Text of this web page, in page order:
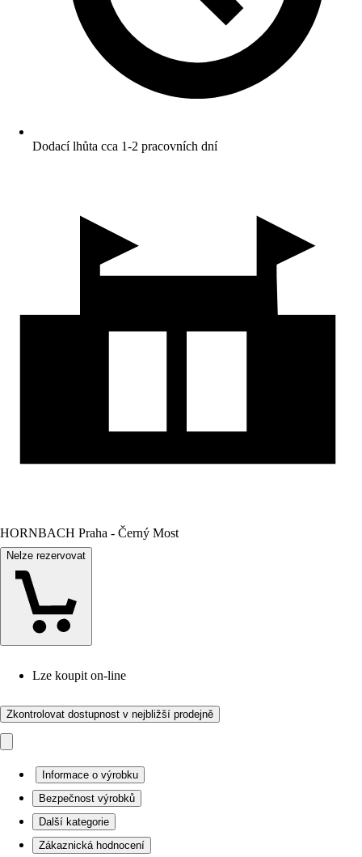
Dodací lhůta cca 1-2 pracovních dní
HORNBACH Praha - Černý Most
Nelze rezervovat
Lze koupit on-line
Zkontrolovat dostupnost v nejbližší prodejně
Informace o výrobku
Bezpečnost výrobků
Další kategorie
Zákaznická hodnocení